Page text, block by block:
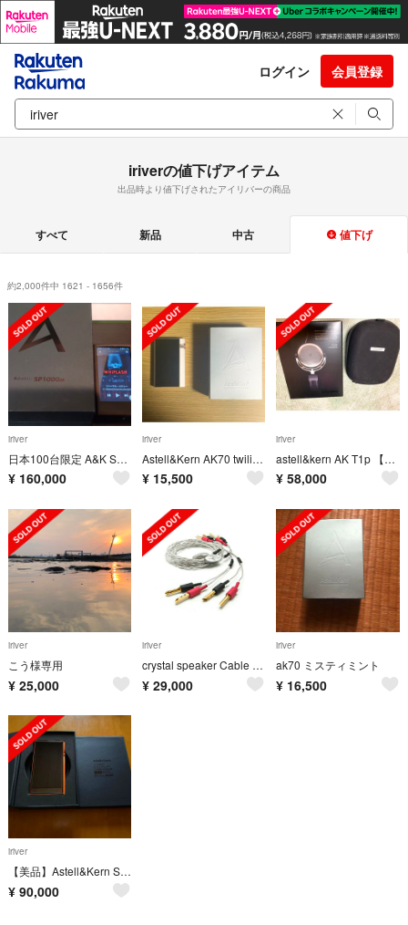
ログイン 会員登録
iriverの値下げアイテム
出品時より値下げされたアイリバーの商品
すべて 新品 中古 値下げ
約2,000件中 1621 - 1656件
iriver
日本100台限定 A&K SP1000M Onyx Black
¥ 160,000
iriver
Astell&Kern AK70 twilight rose
¥ 15,500
iriver
astell&kern AK T1p 【最終値下げ】新年割引き！
¥ 58,000
iriver
こう様専用
¥ 25,000
iriver
crystal speaker Cable 【新品・送料無料】
¥ 29,000
iriver
ak70 ミスティミント
¥ 16,500
iriver
【美品】Astell&Kern SE100 fripSide Edition
¥ 90,000